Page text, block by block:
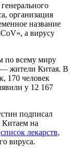
организация
название
а вирусу
по всему миру
— жители Китая. В
170 человек
у 12 167
подписал
Китаем на
список лекарств,
вируса.